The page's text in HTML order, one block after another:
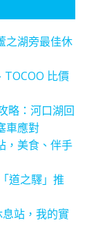
之湖旁最佳休
比價
略：河口湖回
車應對
，美食、伴手
道之驛」推
站，我的實